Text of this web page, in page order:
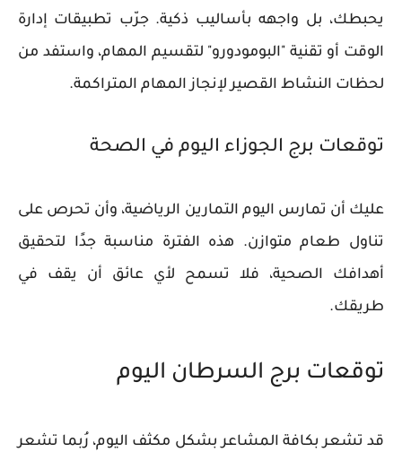
يحبطك، بل واجهه بأساليب ذكية. جرّب تطبيقات إدارة
الوقت أو تقنية "البومودورو" لتقسيم المهام، واستفد من
لحظات النشاط القصير لإنجاز المهام المتراكمة.
توقعات برج الجوزاء اليوم في الصحة
عليك أن تمارس اليوم التمارين الرياضية، وأن تحرص على
تناول طعام متوازن. هذه الفترة مناسبة جدًا لتحقيق
أهدافك الصحية، فلا تسمح لأي عائق أن يقف في
طريقك.
توقعات برج السرطان اليوم
قد تشعر بكافة المشاعر بشكل مكثف اليوم، رُبما تشعر